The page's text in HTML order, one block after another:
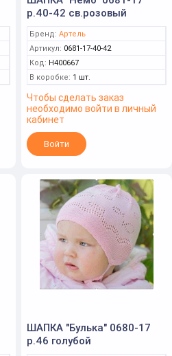
р.40-42 св.розовый
Бренд: Артель
Артикул: 0681-17-40-42
Код: Н400667
В коробке: 1 шт.
Чтобы сделать заказ
необходимо войти в личный
кабинет
Войти
ШАПКА "Булька" 0680-17
р.46 голубой